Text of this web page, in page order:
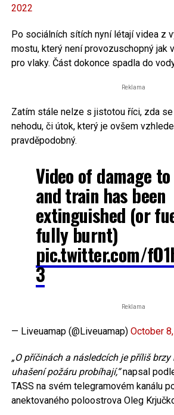
2022
Po sociálních sítích nyní létají videa z
mostu, který není provozuschopný jak
pro vlaky. Část dokonce spadla do
Reklama
Zatím stále nelze s jistotou říci, zda se
nehodu, či útok, který je ovšem
pravděpodobný.
Video of damage
and train has been
extinguished (or
fully burnt)
pic.twitter.com/
3
Reklama
— Liveuamap (@Liveuamap) October
„O příčinách a následcích je příliš brzy
uhašení požáru probíhají,“napsal
TASS na svém telegramovém kanálu
anektovaného poloostrova Oleg